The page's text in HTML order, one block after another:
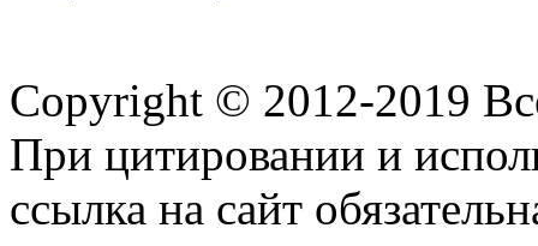
Copyright © 2012-2019
При цитировании и
ссылка на сайт